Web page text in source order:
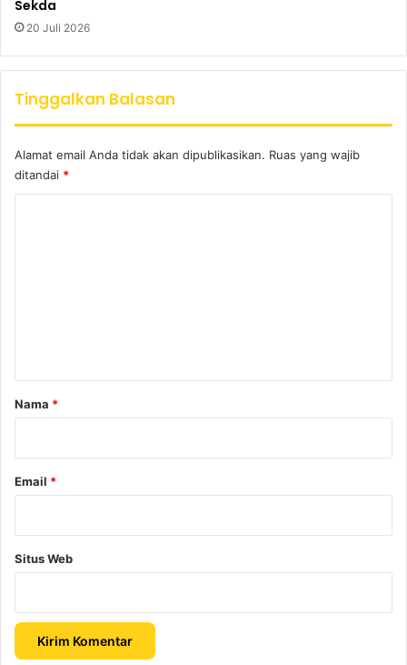
Sekda
20 Juli 2026
Tinggalkan Balasan
Alamat email Anda tidak akan dipublikasikan. Ruas yang wajib
ditandai *
rNama *
Email *
Situs Web